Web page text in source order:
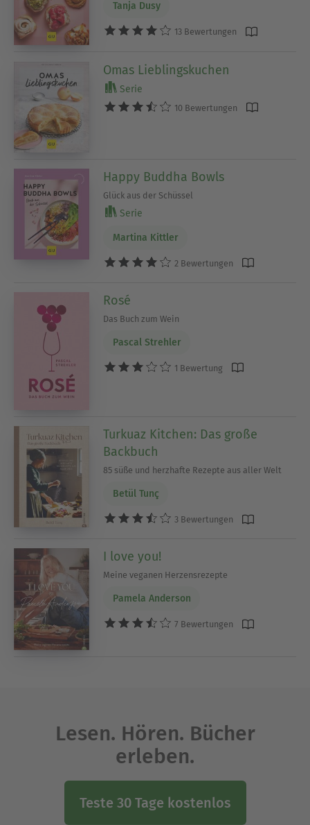
Tanja Dusy
13 Bewertungen
Omas Lieblingskuchen
Serie
10 Bewertungen
Happy Buddha Bowls
Glück aus der Schüssel
Serie
Martina Kittler
2 Bewertungen
Rosé
Das Buch zum Wein
Pascal Strehler
1 Bewertung
Turkuaz Kitchen: Das große
Backbuch
85 süße und herzhafte Rezepte aus aller Welt
Betül Tunç
3 Bewertungen
I love you!
Meine veganen Herzensrezepte
Pamela Anderson
7 Bewertungen
Lesen. Hören. Bücher
erleben.
Teste 30 Tage kostenlos